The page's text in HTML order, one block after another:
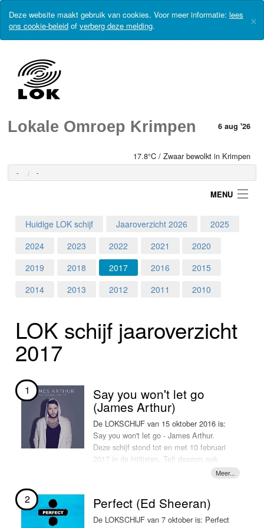
Deze website maakt gebruik van cookies. Voor meer informatie: lees
ons cookie-beleid of verberg deze melding. ×
Lokale Omroep Krimpen 6 aug '26
17.8°C / Zwaar bewolkt in Krimpen
- -
MENU
Home
Programma's
Nieuws
Foto's
Video
Webcam
Info
Huidige LOK schijf Jaaroverzicht 2026
2025
2024
2023 2022 2021
2020
2019
2018 2017 2016
2015
2014
2013 2012 2011 2010
LOK schijf jaar­over­zicht
2017
1 Say you won't let go
(James Arthur)
De LOKSCHIJF van 15 oktober 2016 is:
Say you won't let go - James Arthur.
Deze schijf stond tot en met 10 februari
2017 in de hitlijsten. Telt daarom ook
nog mee voor het LOKschijf hitoverzicht
2017!!
2 Perfect (Ed Sheeran)
De LOKSCHIJF van 7 oktober is: Perfect